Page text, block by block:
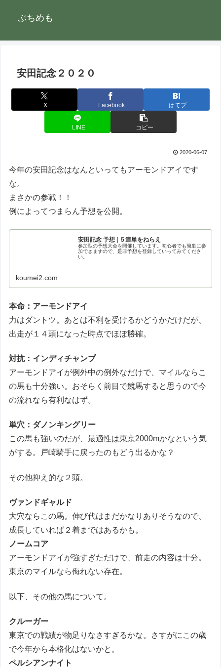
ぷちめも
安田記念２０２０
X Facebook はてブ
LINE コピー
2020-06-07
今年の安田記念はなんといってもアーモンドアイです
な。
まさかの参戦！！
例によってつまらん予想を公開。
安田記念 予想 | ５連単をねらえ
参加型の予想大会を開催しています。初心者でも簡単に参
加できますので、是非予想を登録していってみてくださ
い。
koumei2.com
本命：アーモンドアイ
力はダントツ。あとは不利を受けるかどうかだけだが、
出走が１４頭になった時点でほぼ勝確。
対抗：インディチャンプ
アーモンドアイが例外中の例外なだけで、マイルならこ
の馬も十分強い。おそらく前目で競馬すると思うので今
の流れなら有利なはず。
単穴：ダノンキングリー
この馬も強いのだが、最適性は東京2000mかなという気
がする。戸崎騎手に戻ったのもどう出るかな？
その他抑え的な２頭。
ヴァンドギャルド
大穴ならこの馬。伸び代はまだかなりありそうなので、
成長していれば２着まではあるかも。
ノームコア
アーモンドアイが強すぎただけで、前走の内容は十分。
東京のマイルなら侮れない存在。
以下、その他の馬について。
クルーガー
東京での戦績が物足りなさすぎるかな。さすがにこの歳
で今年から本格化はないかと。
ペルシアンナイト